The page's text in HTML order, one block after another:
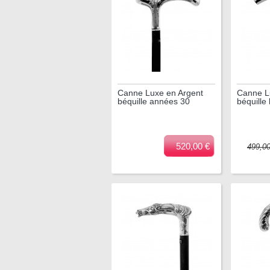
Canne Luxe en Argent
béquille années 30
520,00 €
Canne
béquille